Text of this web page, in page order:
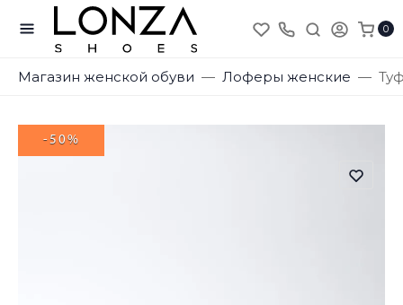
0
Магазин женской обуви Лоферы женские
-50%